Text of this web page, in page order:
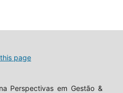
Perspectivas em Gestão &